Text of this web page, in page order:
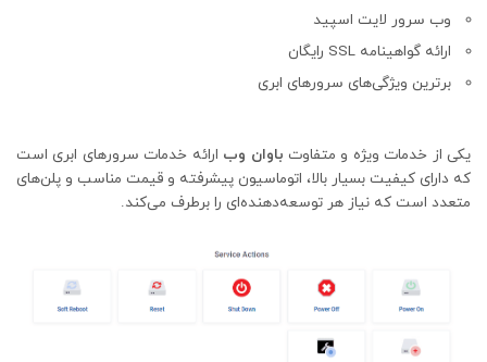
وب سرور لایت اسپید
ارائه گواهینامه SSL رایگان
برترین ویژگی‌های سرورهای ابری
یکی از خدمات ویژه و متفاوت باوان وب ارائه خدمات سرورهای ابری است
که دارای کیفیت بسیار بالا، اتوماسیون پیشرفته و قیمت مناسب و پلن‌های
متعدد است که نیاز هر توسعه‌دهنده‌ای را برطرف می‌کند.